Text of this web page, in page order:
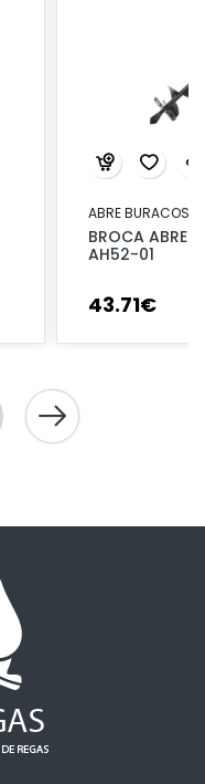
ABRE BURACOS
BROCA ABRE
AH52-01
43.71€